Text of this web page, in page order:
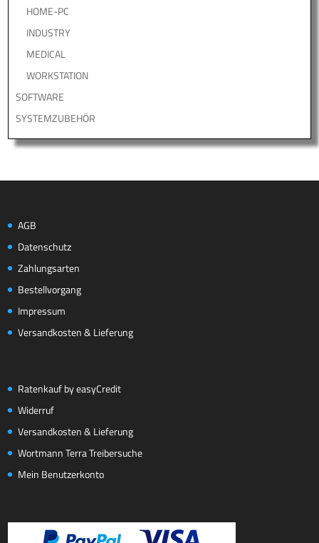
HOME-PC
INDUSTRY
MEDICAL
WORKSTATION
SOFTWARE
SYSTEMZUBEHÖR
AGB
Datenschutz
Zahlungsarten
Bestellvorgang
Impressum
Versandkosten & Lieferung
Ratenkauf by easyCredit
Widerruf
Versandkosten & Lieferung
Wortmann Terra Treibersuche
Mein Benutzerkonto